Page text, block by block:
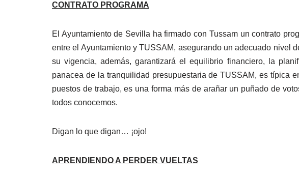
CONTRATO PROGRAMA
El Ayuntamiento de Sevilla ha firmado con Tussam un contrato
entre el Ayuntamiento y TUSSAM, asegurando un adecuado nivel
su vigencia, además, garantizará el equilibrio financiero, la
panacea de la tranquilidad presupuestaria de TUSSAM, es típica
puestos de trabajo, es una forma más de arañar un puñado de
todos conocemos.
Digan lo que digan… ¡ojo!
APRENDIENDO A PERDER VUELTAS